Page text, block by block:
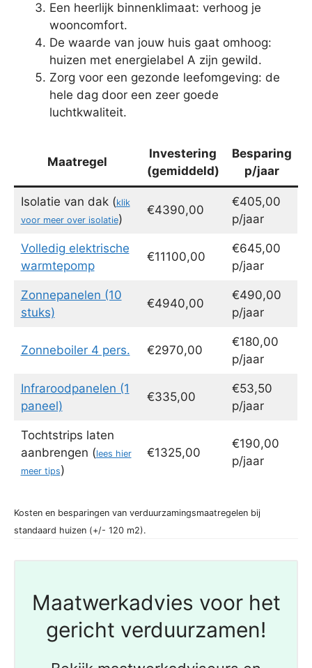
Een heerlijk binnenklimaat: verhoog je
wooncomfort.
De waarde van jouw huis gaat omhoog:
huizen met energielabel A zijn gewild.
Zorg voor een gezonde leefomgeving: de
hele dag door een zeer goede
luchtkwaliteit.
Maatregel
Investering
(gemiddeld)
Besparing
p/jaar
Isolatie van dak (klik
voor meer over isolatie)
€4390,00
€405,00
p/jaar
Volledig elektrische
warmtepomp
€11100,00
€645,00
p/jaar
Zonnepanelen (10
stuks)
€4940,00
€490,00
p/jaar
Zonneboiler 4 pers. €2970,00
€180,00
p/jaar
Infraroodpanelen (1
paneel)
€335,00
€53,50
p/jaar
Tochtstrips laten
aanbrengen (lees hier
meer tips)
€1325,00
€190,00
p/jaar
Kosten en besparingen van verduurzamingsmaatregelen bij
standaard huizen (+/- 120 m2).
Maatwerkadvies voor het
gericht verduurzamen!